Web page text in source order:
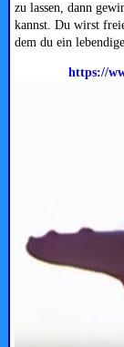
zu lassen, dann
kannst. Du wirst
dem du ein
https://